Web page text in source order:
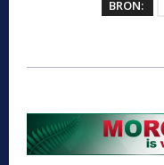
BRON: